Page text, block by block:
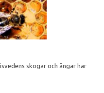
skogar och ängar har